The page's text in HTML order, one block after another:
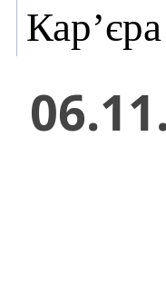
Кар’єра